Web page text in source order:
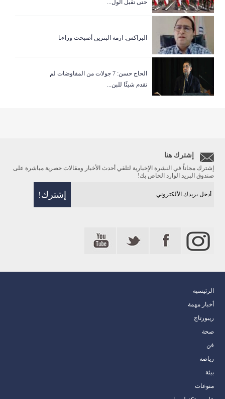
حتى تقبل الول...
البراكس: ازمة البنزين أصبحت وراءنا
الحاج حسن: 7 جولات من المفاوضات لم
تقدم شيئًا للبن...
إشترك هنا
إشترك مجاناً في النشرة الإخبارية لتلقي أحدث الأخبار ومقالات حصرية مباشرة على
صندوق البريد الوارد الخاص بك!
الرئيسية
أخبار مهمة
ريبورتاج
صحة
فن
رياضة
بيئة
منوعات